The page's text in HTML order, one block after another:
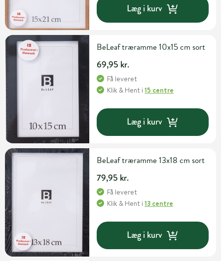
Læg i kurv
BeLeaf træramme 10x15 cm sort
69,95 kr.
Få leveret
Klik & Hent i15 centre
Læg i kurv
BeLeaf træramme 13x18 cm sort
79,95 kr.
Få leveret
Klik & Hent i13 centre
Læg i kurv